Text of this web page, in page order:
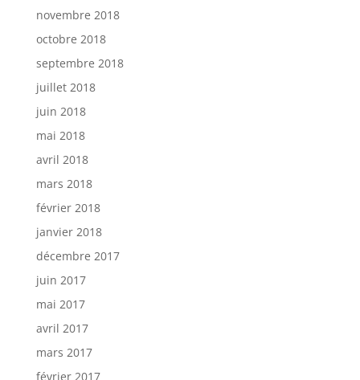
novembre 2018
octobre 2018
septembre 2018
juillet 2018
juin 2018
mai 2018
avril 2018
mars 2018
février 2018
janvier 2018
décembre 2017
juin 2017
mai 2017
avril 2017
mars 2017
février 2017